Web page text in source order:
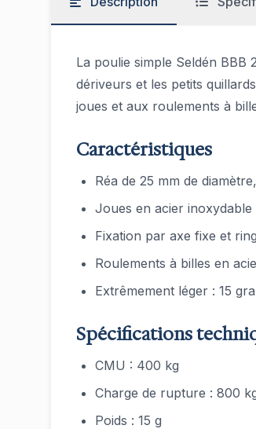
La poulie simple Seldén
dériveurs et les petits
joues et aux roulements à
Caractéristiques
Réa de 25 mm de
Joues en acier
Fixation par axe fixe et
Roulements à billes en
Extrêmement léger : 15
Spécifications
CMU : 400 kg
Charge de rupture : 800
Poids : 15 g